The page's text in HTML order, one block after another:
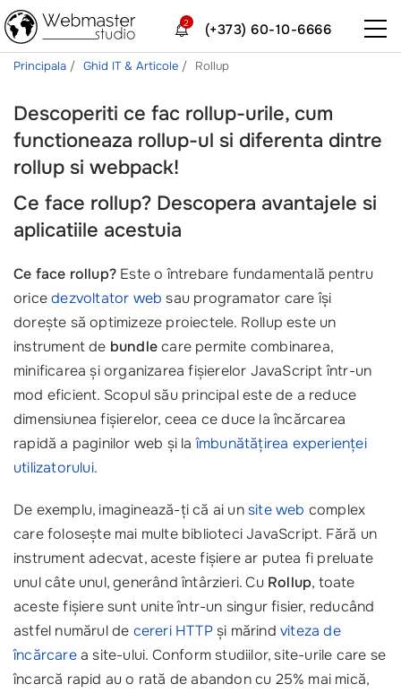
(+373) 60-10-6666
2
Principala Ghid IT & Articole Rollup
Descoperiti ce fac rollup-urile, cum
functioneaza rollup-ul si diferenta dintre
rollup si webpack!
Ce face rollup? Descopera avantajele si
aplicatiile acestuia
Ce face rollup? Este o întrebare fundamentală pentru
oricedezvoltator web sau programator care își
dorește să optimizeze proiectele. Rollup este un
instrument de bundlecare permite combinarea,
minificarea și organizarea fișierelor JavaScript într-un
mod eficient. Scopul său principal este de a reduce
dimensiunea fișierelor, ceea ce duce la încărcarea
rapidă a paginilor web și laîmbunătățirea experienței
utilizatorului.
De exemplu, imaginează-ți că ai unsite web complex
care folosește mai multe biblioteci JavaScript. Fără un
instrument adecvat, aceste fișiere ar putea fi preluate
unul câte unul, generând întârzieri. Cu Rollup, toate
aceste fișiere sunt unite într-un singur fisier, reducând
astfel numărul de cereri HTTPși mărindviteza de
încărcarea site-ului. Conform studiilor, site-urile care se
încarcă rapid au o rată de abandon cu 25% mai mică,